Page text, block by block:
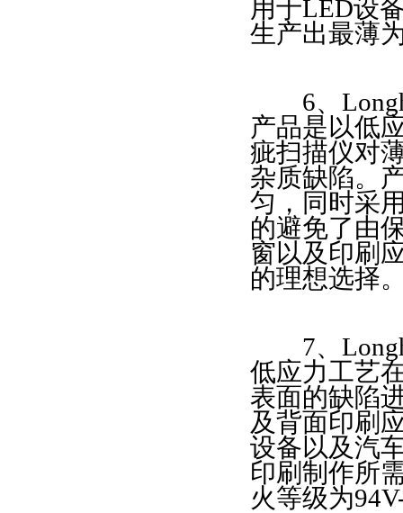
仪对薄膜表面的缺陷
电器的铭牌，视听设备
用于LED设
生产出最薄
6、
产品是以低
疵扫描仪对
杂质缺陷。
匀，同时采
的避免了由
窗以及印刷
的理想选择
7、
低应力工艺
表面的缺陷
及背面印刷
设备以及汽
印刷制作所
火等级为